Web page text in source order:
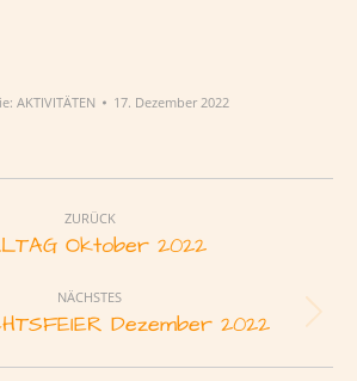
AKTIVITÄTEN 17. Dezember 2022
ZURÜCK
Vorheriges
Oktober 2022
NÄCHSTES
Nächstes
Dezember 2022